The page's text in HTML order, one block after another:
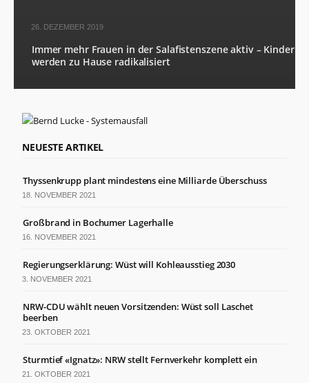
26. DEZEMBER 2019
Immer mehr Frauen in der Salafistenszene aktiv – Kinder
werden zu Hause radikalisiert
NEUESTE ARTIKEL
Thyssenkrupp plant mindestens eine Milliarde Überschuss
18. NOVEMBER 2021
Großbrand in Bochumer Lagerhalle
16. NOVEMBER 2021
Regierungserklärung: Wüst will Kohleausstieg 2030
3. NOVEMBER 2021
NRW-CDU wählt neuen Vorsitzenden: Wüst soll Laschet
beerben
23. OKTOBER 2021
Sturmtief «Ignatz»: NRW stellt Fernverkehr komplett ein
21. OKTOBER 2021